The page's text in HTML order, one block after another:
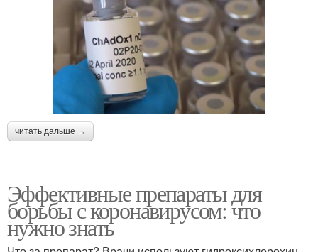
читать дальше →
Эффективные препараты для
борьбы с коронавирусом: что
нужно знать